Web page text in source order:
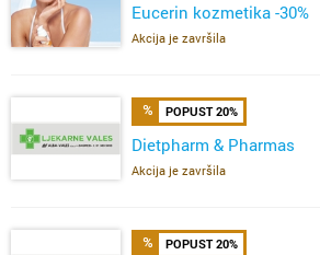
Eucerin kozmetika -30%
Akcija je završila
POPUST 20%
Dietpharm & Pharmas
Akcija je završila
POPUST 20%